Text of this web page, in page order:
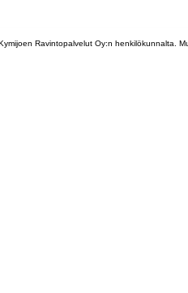
Ravintopalvelut Oy:n henkilökunnalta.